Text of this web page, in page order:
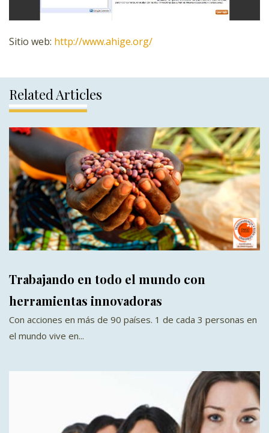
Sitio web: http://www.ahige.org/
Related Articles
Trabajando en todo el mundo con
herramientas innovadoras
Con acciones en más de 90 países. 1 de cada 3 personas en
el mundo vive en...